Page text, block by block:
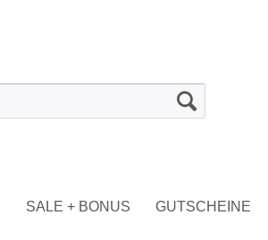
SALE + BONUS GUTSCHEINE